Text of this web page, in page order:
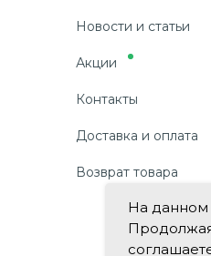
Новости и статьи
Акции
Контакты
Доставка и оплата
Возврат товара
На данном
Продолжая